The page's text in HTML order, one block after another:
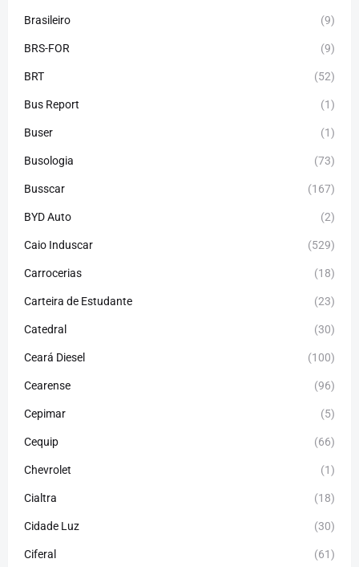
Brasileiro (9)
BRS-FOR (9)
BRT (52)
Bus Report (1)
Buser (1)
Busologia (73)
Busscar (167)
BYD Auto (2)
Caio Induscar (529)
Carrocerias (18)
Carteira de Estudante (23)
Catedral (30)
Ceará Diesel (100)
Cearense (96)
Cepimar (5)
Cequip (66)
Chevrolet (1)
Cialtra (18)
Cidade Luz (30)
Ciferal (61)